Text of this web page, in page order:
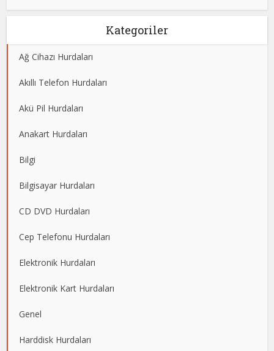
Kategoriler
Ağ Cihazı Hurdaları
Akıllı Telefon Hurdaları
Akü Pil Hurdaları
Anakart Hurdaları
Bilgi
Bilgisayar Hurdaları
CD DVD Hurdaları
Cep Telefonu Hurdaları
Elektronik Hurdaları
Elektronik Kart Hurdaları
Genel
Harddisk Hurdaları